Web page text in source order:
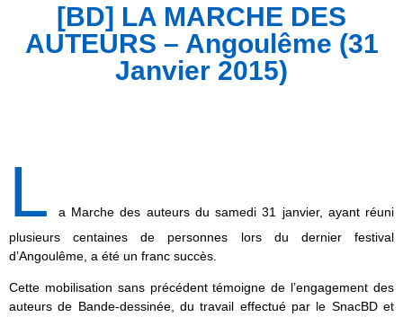
[BD] LA MARCHE DES
AUTEURS – Angoulême (31
Janvier 2015)
L
a Marche des auteurs du samedi 31 janvier, ayant réuni
plusieurs centaines de personnes lors du dernier festival
d’Angoulême, a été un franc succès.
Cette mobilisation sans précédent témoigne de l’engagement des
auteurs de Bande-dessinée, du travail effectué par le SnacBD et